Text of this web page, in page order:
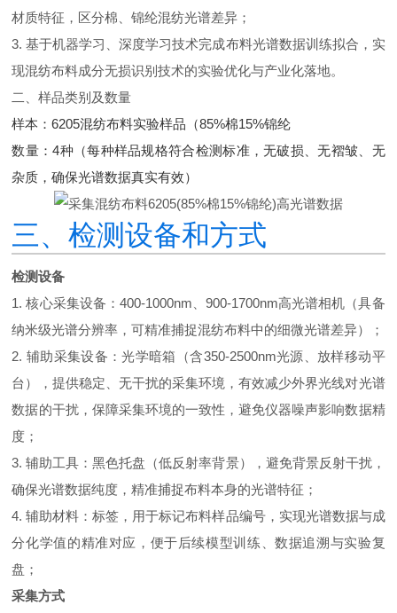
材质特征，区分棉、锦纶混纺光谱差异；
3. 基于机器学习、深度学习技术完成布料光谱数据训练拟合，实
现混纺布料成分无损识别技术的实验优化与产业化落地。
二、样品类别及数量
样本：6205混纺布料实验样品（85%棉15%锦纶
数量：4种（每种样品规格符合检测标准，无破损、无褶皱、无
杂质，确保光谱数据真实有效）
三、检测设备和方式
检测设备
1. 核心采集设备：400-1000nm、900-1700nm高光谱相机（具备
纳米级光谱分辨率，可精准捕捉混纺布料中的细微光谱差异）；
2. 辅助采集设备：光学暗箱（含350-2500nm光源、放样移动平
台），提供稳定、无干扰的采集环境，有效减少外界光线对光谱
数据的干扰，保障采集环境的一致性，避免仪器噪声影响数据精
度；
3. 辅助工具：黑色托盘（低反射率背景），避免背景反射干扰，
确保光谱数据纯度，精准捕捉布料本身的光谱特征；
4. 辅助材料：标签，用于标记布料样品编号，实现光谱数据与成
分化学值的精准对应，便于后续模型训练、数据追溯与实验复
盘；
采集方式